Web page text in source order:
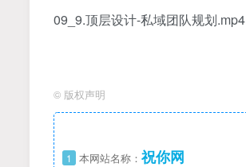
09_9.顶层设计-私域团队规划.mp4
© 版权声明
1 本网站名称： 祝你网